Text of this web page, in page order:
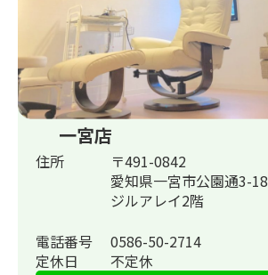
一宮店
住所
〒491-0842
愛知県一宮市公園通3-18
ジルアレイ2階
電話番号
0586-50-2714
定休日
不定休